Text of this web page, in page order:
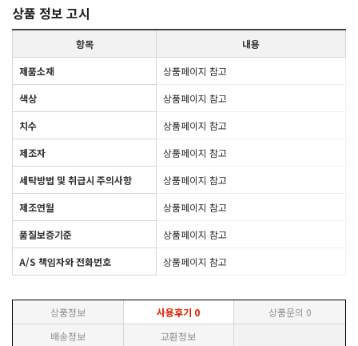
상품 정보 고시
항목
내용
제품소재
상품페이지 참고
색상
상품페이지 참고
치수
상품페이지 참고
제조자
상품페이지 참고
세탁방법 및 취급시 주의사항
상품페이지 참고
제조연월
상품페이지 참고
품질보증기준
상품페이지 참고
A/S 책임자와 전화번호
상품페이지 참고
상품정보 사용후기 0 상품문의 0
배송정보
교환정보